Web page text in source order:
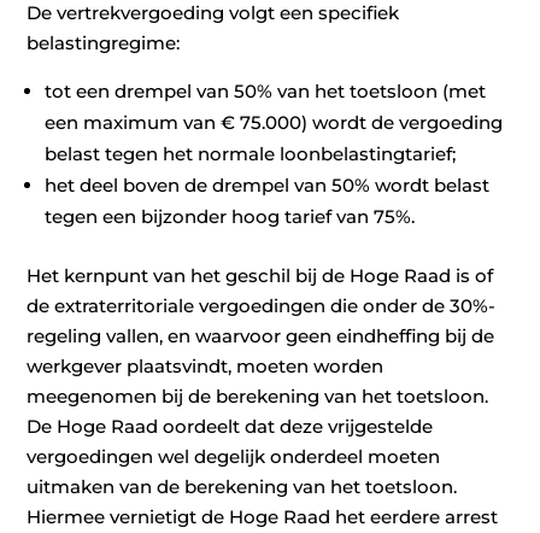
De vertrekvergoeding volgt een specifiek
belastingregime:
tot een drempel van 50% van het toetsloon (met
een maximum van € 75.000) wordt de vergoeding
belast tegen het normale loonbelastingtarief;
het deel boven de drempel van 50% wordt belast
tegen een bijzonder hoog tarief van 75%.
Het kernpunt van het geschil bij de Hoge Raad is of
de extraterritoriale vergoedingen die onder de 30%-
regeling vallen, en waarvoor geen eindheffing bij de
werkgever plaatsvindt, moeten worden
meegenomen bij de berekening van het toetsloon.
De Hoge Raad oordeelt dat deze vrijgestelde
vergoedingen wel degelijk onderdeel moeten
uitmaken van de berekening van het toetsloon.
Hiermee vernietigt de Hoge Raad het eerdere arrest